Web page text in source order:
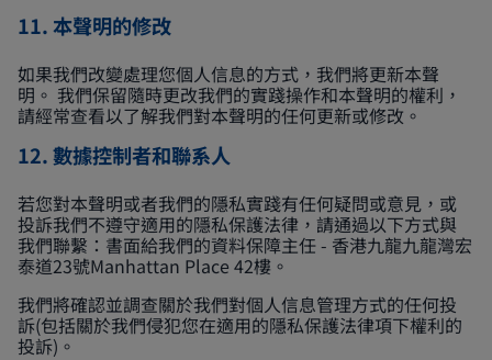
11. 本聲明的修改
如果我們改變處理您個人信息的方式，我們將更新本聲
明。 我們保留隨時更改我們的實踐操作和本聲明的權利，
請經常查看以了解我們對本聲明的任何更新或修改。
12. 數據控制者和聯系人
若您對本聲明或者我們的隱私實踐有任何疑問或意見，或
投訴我們不遵守適用的隱私保護法律，請通過以下方式與
我們聯繫：書面給我們的資料保障主任 - 香港九龍九龍灣宏
泰道23號Manhattan Place 42樓。
我們將確認並調查關於我們對個人信息管理方式的任何投
訴(包括關於我們侵犯您在適用的隱私保護法律項下權利的
投訴)。